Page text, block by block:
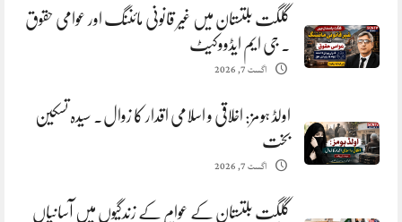
گلگت بلتستان میں غیر قانونی مائننگ اور عوامی حقوق
. جی ایم ایڈووکیٹ
اگست 7, 2026
اولڈ ہومز: اخلاقی و اسلامی اقدار کا زوال. سیدہ تسکین
بخت
اگست 7, 2026
گلگت بلتستان کے عوام کے زندگیوں میں آسانیاں